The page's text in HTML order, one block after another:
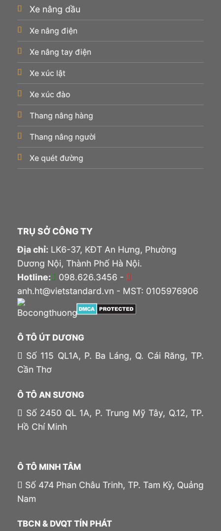
Xe nâng dầu
Xe nâng điện
Xe nâng tay điện
Xe xúc lật
Xe xúc đào
Thang nâng hàng
Thang nâng người
Xe quét đường
TRỤ SỞ CÔNG TY
Địa chỉ: LK6-37, KĐT An Hưng, Phường
Dương Nội, Thành Phố Hà Nội.
Hotline:
098.626.3456 -
anh.ht@vietstandard.vn - MST: 0105976906
Ô TÔ ÚT DƯƠNG
Số 115 QL1A, P. Ba Láng, Q. Cái Răng, TP.
Cần Thơ
Ô TÔ AN SƯƠNG
Số 2450 QL 1A, P. Trung Mỹ Tây, Q.12, TP.
Hồ Chí Minh
Ô TÔ MINH TÂM
Số 474 Phan Châu Trinh, TP. Tam Kỳ, Quảng
Nam
TBCN & DVQT TÍN PHÁT